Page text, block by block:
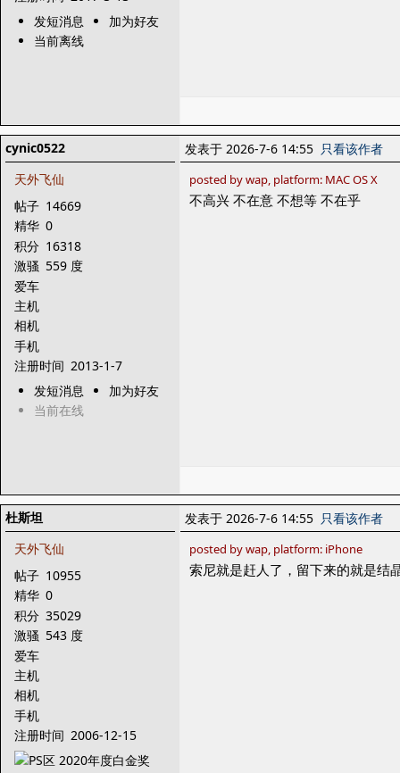
发短消息
加为好友
当前离线
cynic0522
天外飞仙
帖子 14669
精华 0
积分 16318
激骚 559 度
爱车
主机
相机
手机
注册时间 2013-1-7
发短消息
加为好友
当前在线
发表于 2026-7-6 14:55 只看该作者
posted by wap, platform: MAC OS X
不高兴 不在意 不想等 不在乎
杜斯坦
天外飞仙
帖子 10955
精华 0
积分 35029
激骚 543 度
爱车
主机
相机
手机
注册时间 2006-12-15
发表于 2026-7-6 14:55 只看该作者
posted by wap, platform: iPhone
索尼就是赶人了，留下来的就是结